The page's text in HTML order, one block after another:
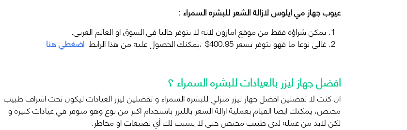
عيوب جهاز مي ايلوس لازالة الشعر للبشره السمراء :
يمكن شراؤه فقط من موقع امازون لانه لا يتوفر حاليا في السوق او العالم العربي.
غالي نوعا ما فهو يتوفر بسعر 400.95$ ،يمكنك الحصول عليه من هذا الرابط اضغطي هنا
افضل جهاز ليزر بالعيادات للبشره السمراء ؟
ان كنت لا تفضلين افضل جهاز ليزر منزلي للبشره السمراء و تفضلين ليزر العيادات ليكون تحت اشراف طبيب
مختص، يمكنك ايضا القيام بعملية ازالة الشعر بالليزر باستخدام اكثر من نوع وهو متوفر في عيادات كثيرة و
لكن لابد من عمله لدى طبيب مختص حتى لا يسبب لك أي تصبغات او مخاطر.